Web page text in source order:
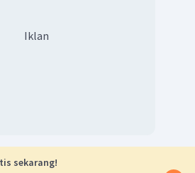
Iklan
sekarang!